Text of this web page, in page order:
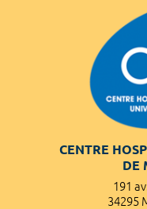
CENTRE
DE
191
34295